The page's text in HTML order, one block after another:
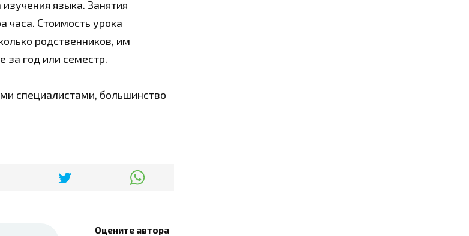
языка. Занятия
часа. Стоимость урока
родственников, им
за год или семестр.
специалистами, большинство
Оцените автора